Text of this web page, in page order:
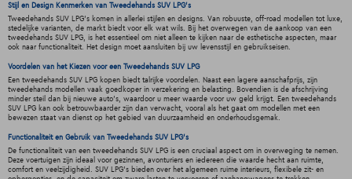
Stijl en Design Kenmerken van Tweedehands SUV LPG's
Tweedehands SUV LPG's komen in allerlei stijlen en designs. Van robuuste, off-road modellen tot luxe,
stedelijke varianten, de markt biedt voor elk wat wils. Bij het overwegen van de aankoop van een
tweedehands SUV LPG, is het essentieel om niet alleen te kijken naar de esthetische aspecten, maar
ook naar functionaliteit. Het design moet aansluiten bij uw levensstijl en gebruikseisen.
Voordelen van het Kiezen voor een Tweedehands SUV LPG
Een tweedehands SUV LPG kopen biedt talrijke voordelen. Naast een lagere aanschafprijs, zijn
tweedehands modellen vaak goedkoper in verzekering en belasting. Bovendien is de afschrijving
minder steil dan bij nieuwe auto's, waardoor u meer waarde voor uw geld krijgt. Een tweedehands
SUV LPG kan ook betrouwbaarder zijn dan verwacht, vooral als het gaat om modellen met een
bewezen staat van dienst op het gebied van duurzaamheid en onderhoudsgemak.
Functionaliteit en Gebruik van Tweedehands SUV LPG's
De functionaliteit van een tweedehands SUV LPG is een cruciaal aspect om in overweging te nemen.
Deze voertuigen zijn ideaal voor gezinnen, avonturiers en iedereen die waarde hecht aan ruimte,
comfort en veelzijdigheid. SUV LPG's bieden over het algemeen ruime interieurs, flexibele zit- en